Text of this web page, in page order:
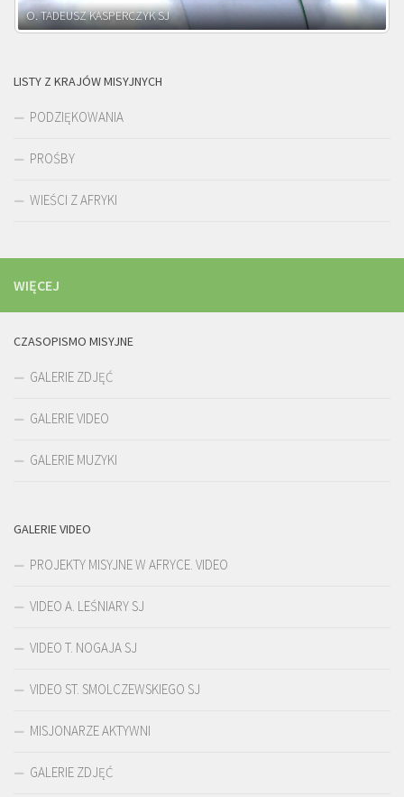
O. ADNRZEJ LEŚNIARA SJ
LISTY Z KRAJÓW MISYJNYCH
PODZIĘKOWANIA
PROŚBY
WIEŚCI Z AFRYKI
WIĘCEJ
CZASOPISMO MISYJNE
GALERIE ZDJĘĆ
GALERIE VIDEO
GALERIE MUZYKI
GALERIE VIDEO
PROJEKTY MISYJNE W AFRYCE. VIDEO
VIDEO A. LEŚNIARY SJ
VIDEO T. NOGAJA SJ
VIDEO ST. SMOLCZEWSKIEGO SJ
MISJONARZE AKTYWNI
GALERIE ZDJĘĆ